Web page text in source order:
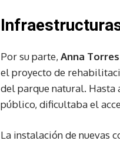
Por su parte, Anna Torres
el proyecto de
del parque natural.
público, dificultaba el
La instalación de nuevas